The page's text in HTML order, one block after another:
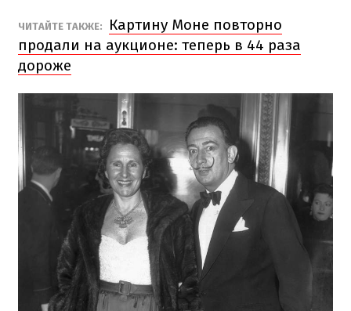
ЧИТАЙТЕ ТАКЖЕ:
Картину Моне повторно
продали на аукционе: теперь в 44 раза
дороже